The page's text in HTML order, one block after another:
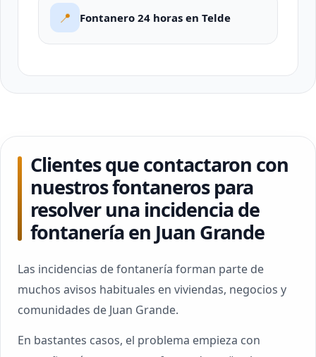
📍 Fontanero 24 horas en Telde
Clientes que contactaron con
nuestros fontaneros para
resolver una incidencia de
fontanería en Juan Grande
Las incidencias de fontanería forman parte de
muchos avisos habituales en viviendas, negocios y
comunidades de Juan Grande.
En bastantes casos, el problema empieza con